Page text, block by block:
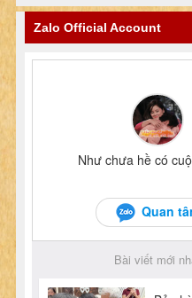
Zalo Official Account